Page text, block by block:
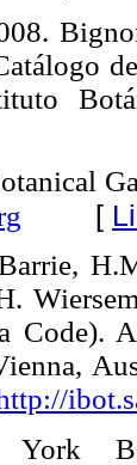
[
Code).